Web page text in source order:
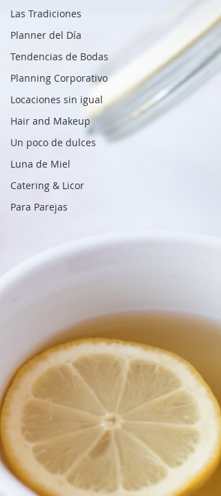
Las Tradiciones
Planner del Día
Tendencias de Bodas
Planning Corporativo
Locaciones sin igual
Hair and Makeup
Un poco de dulces
Luna de Miel
Catering & Licor
Para Parejas